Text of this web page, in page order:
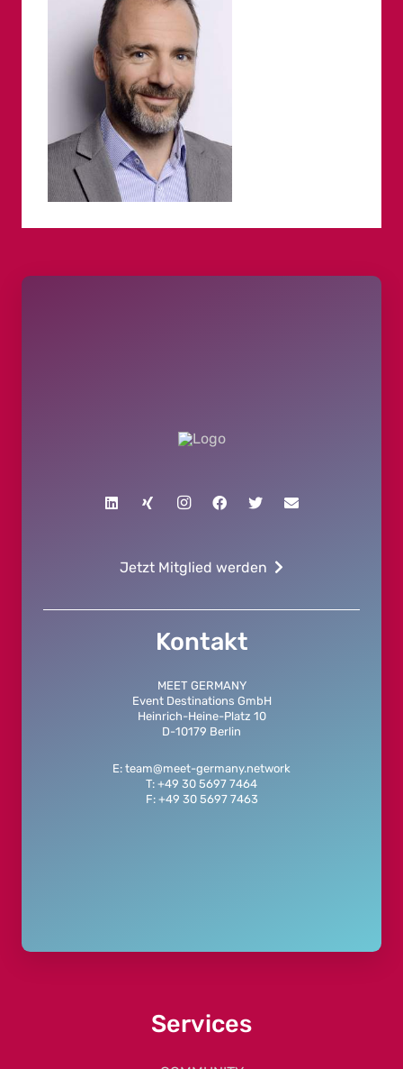
Jetzt Mitglied werden
Kontakt
MEET GERMANY
Event Destinations GmbH
Heinrich-Heine-Platz 10
D-10179 Berlin
E: team@meet-germany.network
T: +49 30 5697 7464
F: +49 30 5697 7463
Services